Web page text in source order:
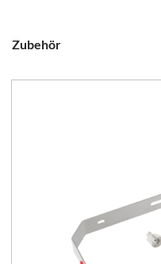
Zubehör